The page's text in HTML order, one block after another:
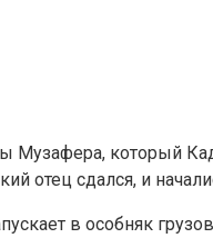
Музафера, который
отец сдался, и
в особняк